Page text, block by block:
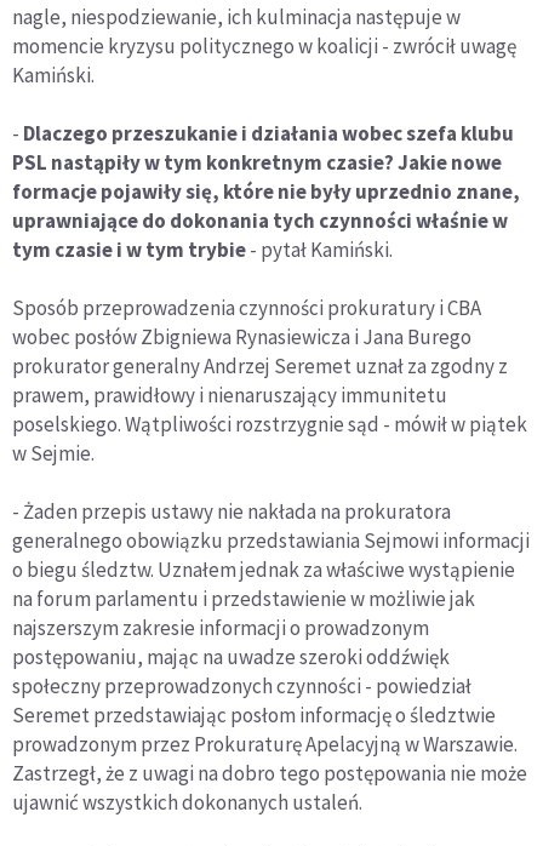
nagle, niespodziewanie, ich kulminacja następuje w
momencie kryzysu politycznego w koalicji - zwrócił uwagę
Kamiński.
- Dlaczego przeszukanie i działania wobec szefa klubu
PSL nastąpiły w tym konkretnym czasie? Jakie nowe
formacje pojawiły się, które nie były uprzednio znane,
uprawniające do dokonania tych czynności właśnie w
tym czasie i w tym trybie- pytał Kamiński.
Sposób przeprowadzenia czynności prokuratury i CBA
wobec posłów Zbigniewa Rynasiewicza i Jana Burego
prokurator generalny Andrzej Seremet uznał za zgodny z
prawem, prawidłowy i nienaruszający immunitetu
poselskiego. Wątpliwości rozstrzygnie sąd - mówił w piątek
w Sejmie.
- Żaden przepis ustawy nie nakłada na prokuratora
generalnego obowiązku przedstawiania Sejmowi informacji
o biegu śledztw. Uznałem jednak za właściwe wystąpienie
na forum parlamentu i przedstawienie w możliwie jak
najszerszym zakresie informacji o prowadzonym
postępowaniu, mając na uwadze szeroki oddźwięk
społeczny przeprowadzonych czynności - powiedział
Seremet przedstawiając posłom informację o śledztwie
prowadzonym przez Prokuraturę Apelacyjną w Warszawie.
Zastrzegł, że z uwagi na dobro tego postępowania nie może
ujawnić wszystkich dokonanych ustaleń.